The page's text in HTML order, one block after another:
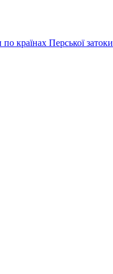
країнах Перської затоки